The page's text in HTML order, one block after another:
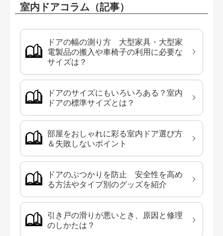
室内ドアコラム（記事）
ドアの幅の測り方 大型家具・大型家
電製品の搬入や車椅子の利用に必要な
サイズは？
ドアのサイズにもいろいろある？室内
ドアの標準サイズとは？
部屋をおしゃれに彩る室内ドア選び方
＆失敗しないポイント
ドアのぶつかりを防止 安全性を高め
る方法やタイプ別のグッズを紹介
引き戸の滑りが悪いとき、原因と修理
のしかたは？